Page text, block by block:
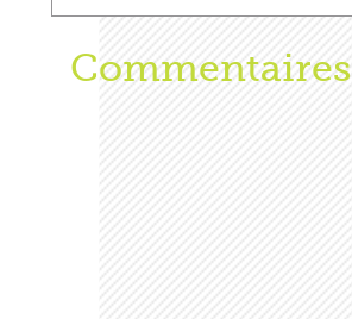
Afficher
Commentaires